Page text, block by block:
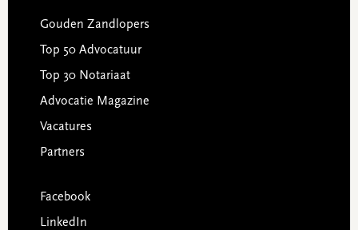
Gouden Zandlopers
Top 50 Advocatuur
Top 30 Notariaat
Advocatie Magazine
Vacatures
Partners
Facebook
LinkedIn